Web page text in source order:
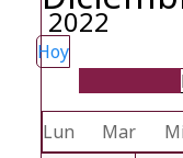
2022
Hoy
Lun Mar